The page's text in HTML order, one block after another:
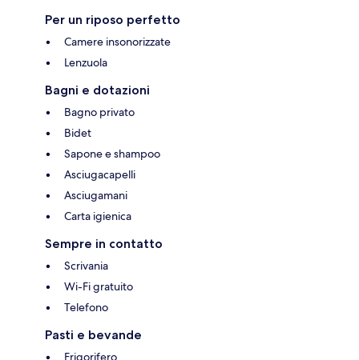
Per un riposo perfetto
Camere insonorizzate
Lenzuola
Bagni e dotazioni
Bagno privato
Bidet
Sapone e shampoo
Asciugacapelli
Asciugamani
Carta igienica
Sempre in contatto
Scrivania
Wi-Fi gratuito
Telefono
Pasti e bevande
Frigorifero